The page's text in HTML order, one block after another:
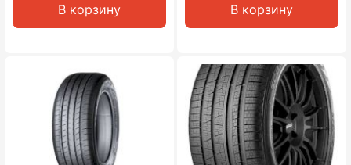
В корзину В корзину